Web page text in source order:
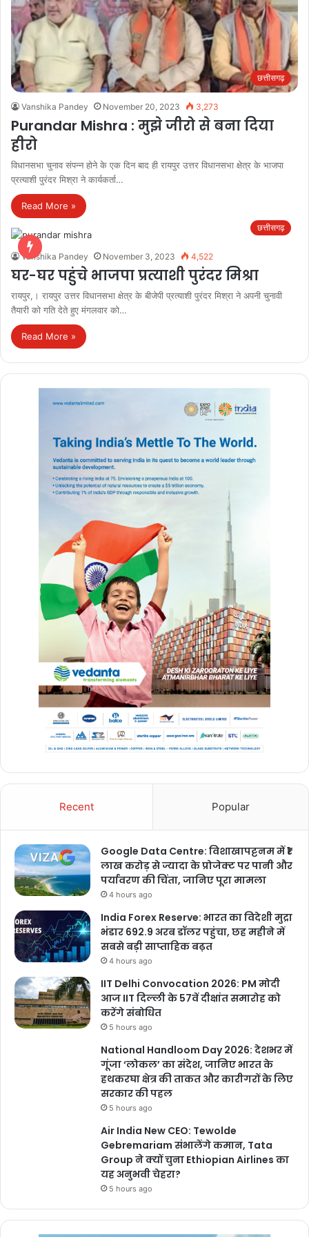
छत्तीसगढ़
Vanshika Pandey November 20, 2023 3,273
Purandar Mishra : मुझे जीरो से बना दिया
हीरो
विधानसभा चुनाव संपन्न होने के एक दिन बाद ही रायपुर उत्तर विधानसभा क्षेत्र के भाजपा
प्रत्याशी पुरंदर मिश्रा ने कार्यकर्ता…
Read More »
छत्तीसगढ़
Vanshika Pandey November 3, 2023 4,522
घर-घर पहुंचे भाजपा प्रत्याशी पुरंदर मिश्रा
रायपुर,। रायपुर उत्तर विधानसभा क्षेत्र के बीजेपी प्रत्याशी पुरंदर मिश्रा ने अपनी चुनावी
तैयारी को गति देते हुए मंगलवार को…
Read More »
Recent Popular
Google Data Centre: विशाखापट्टनम में ₹1
लाख करोड़ से ज्यादा के प्रोजेक्ट पर पानी और
पर्यावरण की चिंता, जानिए पूरा मामला
4 hours ago
India Forex Reserve: भारत का विदेशी मुद्रा
भंडार 692.9 अरब डॉलर पहुंचा, छह महीने में
सबसे बड़ी साप्ताहिक बढ़त
4 hours ago
IIT Delhi Convocation 2026: PM मोदी
आज IIT दिल्ली के 57वें दीक्षांत समारोह को
करेंगे संबोधित
5 hours ago
National Handloom Day 2026: देशभर में
गूंजा ‘लोकल’ का संदेश, जानिए भारत के
हथकरघा क्षेत्र की ताकत और कारीगरों के लिए
सरकार की पहल
5 hours ago
Air India New CEO: Tewolde
Gebremariam संभालेंगे कमान, Tata
Group ने क्यों चुना Ethiopian Airlines का
यह अनुभवी चेहरा?
5 hours ago